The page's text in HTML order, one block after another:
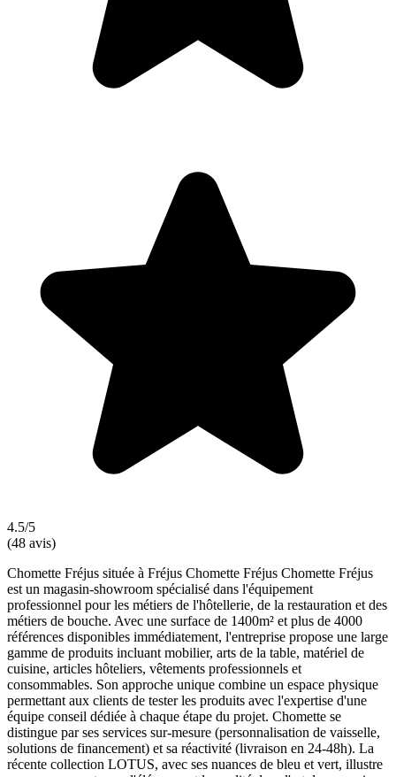
4.5/5
(48 avis)
Chomette Fréjus située à Fréjus Chomette Fréjus Chomette Fréjus
est un magasin-showroom spécialisé dans l'équipement
professionnel pour les métiers de l'hôtellerie, de la restauration et des
métiers de bouche. Avec une surface de 1400m² et plus de 4000
références disponibles immédiatement, l'entreprise propose une large
gamme de produits incluant mobilier, arts de la table, matériel de
cuisine, articles hôteliers, vêtements professionnels et
consommables. Son approche unique combine un espace physique
permettant aux clients de tester les produits avec l'expertise d'une
équipe conseil dédiée à chaque étape du projet. Chomette se
distingue par ses services sur-mesure (personnalisation de vaisselle,
solutions de financement) et sa réactivité (livraison en 24-48h). La
récente collection LOTUS, avec ses nuances de bleu et vert, illustre